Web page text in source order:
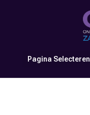
Pagina Selecteren